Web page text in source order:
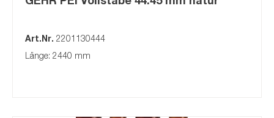
Art.Nr. 2201130444
Länge: 2440 mm